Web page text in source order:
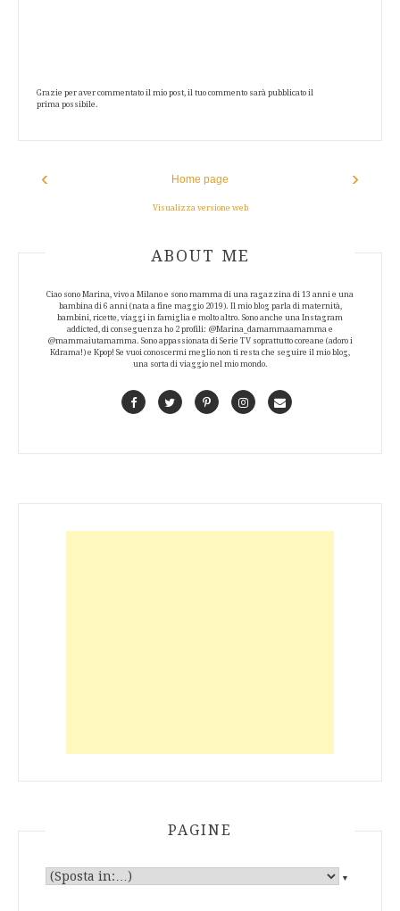
Grazie per aver commentato il mio post, il tuo commento sarà pubblicato il
prima possibile.
‹ ›
Home page
Visualizza versione web
ABOUT AUTHOR
ABOUT ME
Ciao sono Marina, vivo a Milano e sono mamma di una ragazzina di 13 anni e una
bambina di 6 anni (nata a fine maggio 2019). Il mio blog parla di maternità,
bambini, ricette, viaggi in famiglia e molto altro. Sono anche una Instagram
addicted, di conseguenza ho 2 profili: @Marina_damammaamamma e
@mammaiutamamma. Sono appassionata di Serie TV soprattutto coreane (adoro i
Kdrama!) e Kpop! Se vuoi conoscermi meglio non ti resta che seguire il mio blog,
una sorta di viaggio nel mio mondo.
FacebookTwitterPinterestInstagramContact
PAGINE
▼